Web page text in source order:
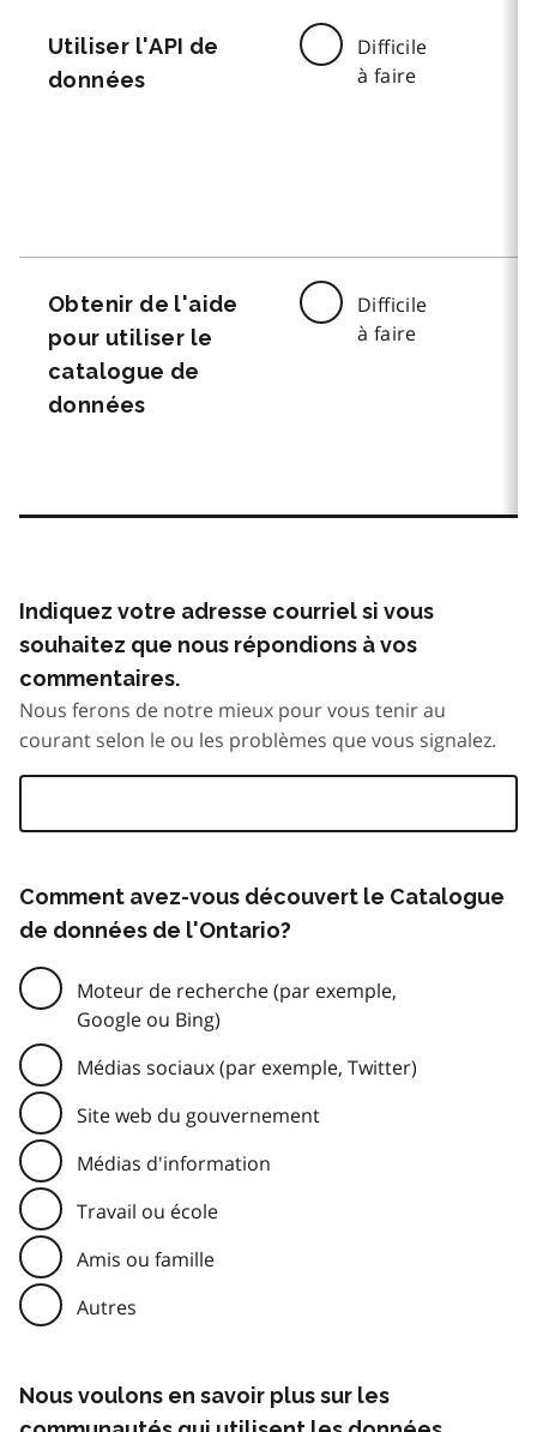
Utiliser l'API de
données
Difficile
à faire
Obtenir de l'aide
pour utiliser le
catalogue de
données
Difficile
à faire
Indiquez votre adresse courriel si vous
souhaitez que nous répondions à vos
commentaires.
Nous ferons de notre mieux pour vous tenir au
courant selon le ou les problèmes que vous signalez.
Comment avez-vous découvert le Catalogue
de données de l'Ontario?
Moteur de recherche (par exemple,
Google ou Bing)
Médias sociaux (par exemple, Twitter)
Site web du gouvernement
Médias d'information
Travail ou école
Amis ou famille
Autres
Nous voulons en savoir plus sur les